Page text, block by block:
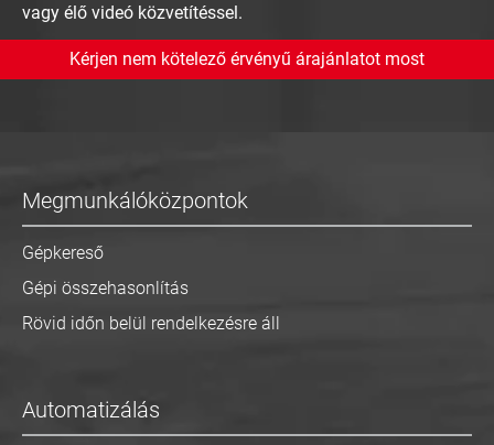
vagy élő videó közvetítéssel.
Kérjen nem kötelező érvényű árajánlatot most
Megmunkálóközpontok
Gépkereső
Gépi összehasonlítás
Rövid időn belül rendelkezésre áll
Automatizálás